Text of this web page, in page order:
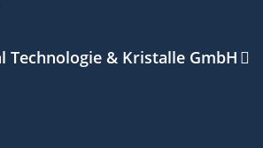
Technologie & Kristalle GmbH